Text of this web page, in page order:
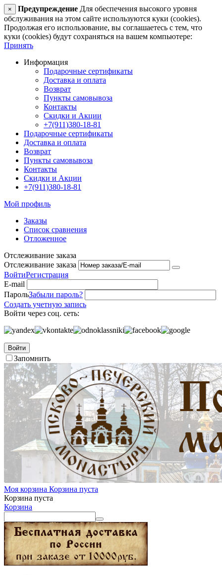
× Предупреждение Для обеспечения высокого уровня
обслуживания на этом сайте используются куки (cookies).
Продолжая его использование, вы соглашаетесь с тем, что
куки (cookies) будут сохраняться на вашем компьютере:
Принять
Информация
Подарочные сертификаты
Доставка и оплата
Возврат
Пункты самовывоза
Контакты
Скидки и Акции
+7(911)380-18-81
Подарочные сертификаты
Доставка и оплата
Возврат
Пункты самовывоза
Контакты
Скидки и Акции
+7(911)380-18-81
Мой профиль
Заказы
Список сравнения
Отложенное
Отслеживание заказа
Отслеживание заказа
ВойтиРегистрация
E-mail
ПарольЗабыли пароль?
Создать учетную запись
Войти через соц. сеть:
Войти
Запомнить
Моя корзина Корзина пуста
Корзина пуста
Корзина